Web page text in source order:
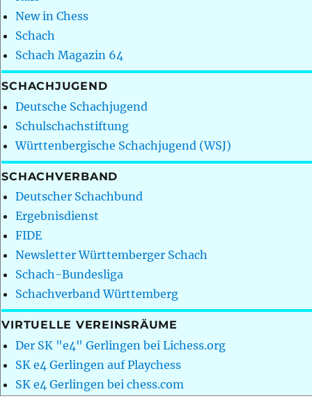
New in Chess
Schach
Schach Magazin 64
SCHACHJUGEND
Deutsche Schachjugend
Schulschachstiftung
Württenbergische Schachjugend (WSJ)
SCHACHVERBAND
Deutscher Schachbund
Ergebnisdienst
FIDE
Newsletter Württemberger Schach
Schach-Bundesliga
Schachverband Württemberg
VIRTUELLE VEREINSRÄUME
Der SK "e4" Gerlingen bei Lichess.org
SK e4 Gerlingen auf Playchess
SK e4 Gerlingen bei chess.com